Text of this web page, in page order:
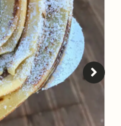
créatifs,
studio
distribution de
accompagne de
un arbre de
, adapté à vos